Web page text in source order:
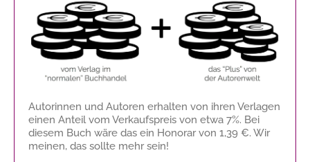
Autorinnen und Autoren erhalten von ihren Verlagen
einen Anteil vom Verkaufspreis von etwa 7%. Bei
diesem Buch wäre das ein Honorar von 1,39 €. Wir
meinen, das sollte mehr sein!